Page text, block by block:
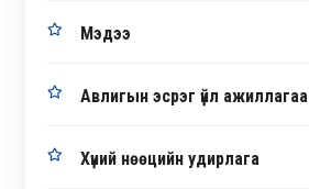
Мэдээ
Авлигын эсрэг үйл ажиллагаа
Хүний нөөцийн удирлага